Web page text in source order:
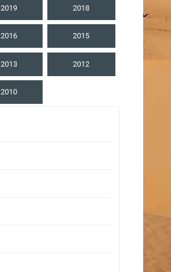
2019 2018
2016 2015
2013 2012
2010